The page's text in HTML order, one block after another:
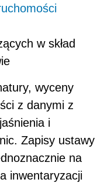
w skład
wyceny
z danymi z
i
Zapisy ustawy
na
inwentaryzacji